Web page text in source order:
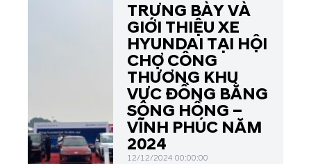
TRƯNG BÀY VÀ
GIỚI THIỆU XE
HYUNDAI TẠI HỘI
CHỢ CÔNG
THƯƠNG KHU
VỰC ĐỒNG BẰNG
SÔNG HỒNG –
VĨNH PHÚC NĂM
2024
12/12/2024 00:00:00